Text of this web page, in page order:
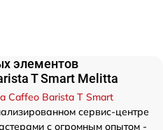
элементов
T Smart Melitta
Caffeo Barista T Smart
сервис-центре
с огромным опытом -